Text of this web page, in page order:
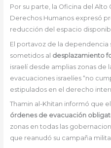
Por su parte, la Oficina del Alto
Derechos Humanos expresó
reducción del espacio
El portavoz de la dependencia
sometidos al desplazamiento
israelí desde amplias zonas de
evacuaciones israelíes “no
estipulados en el derecho
Thamin al-Khitan informó que
órdenes de evacuación
zonas en todas las
que reanudó su campaña